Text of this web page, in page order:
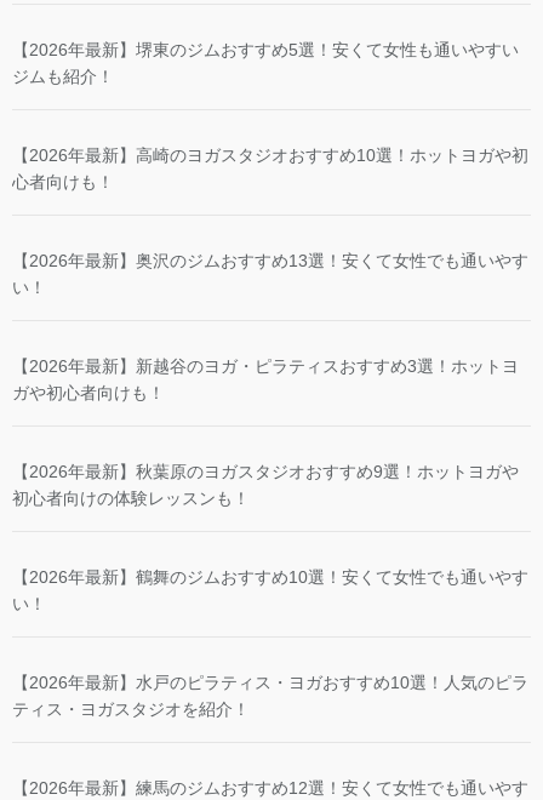
【2026年最新】堺東のジムおすすめ5選！安くて女性も通いやすい
ジムも紹介！
【2026年最新】高崎のヨガスタジオおすすめ10選！ホットヨガや初
心者向けも！
【2026年最新】奥沢のジムおすすめ13選！安くて女性でも通いやす
い！
【2026年最新】新越谷のヨガ・ピラティスおすすめ3選！ホットヨ
ガや初心者向けも！
【2026年最新】秋葉原のヨガスタジオおすすめ9選！ホットヨガや
初心者向けの体験レッスンも！
【2026年最新】鶴舞のジムおすすめ10選！安くて女性でも通いやす
い！
【2026年最新】水戸のピラティス・ヨガおすすめ10選！人気のピラ
ティス・ヨガスタジオを紹介！
【2026年最新】練馬のジムおすすめ12選！安くて女性でも通いやす